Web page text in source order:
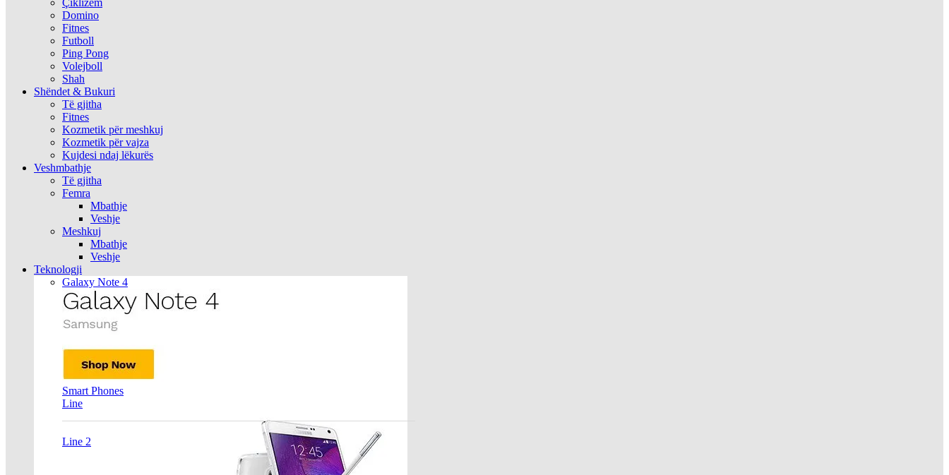
Domino
Fitnes
Futboll
Ping Pong
Volejboll
Shah
Shëndet & Bukuri
Të gjitha
Fitnes
Kozmetik për meshkuj
Kozmetik për vajza
Kujdesi ndaj lëkurës
Veshmbathje
Të gjitha
Femra
Mbathje
Veshje
Meshkuj
Mbathje
Veshje
Teknologji
Galaxy Note 4
Smart Phones
Line
Line 2